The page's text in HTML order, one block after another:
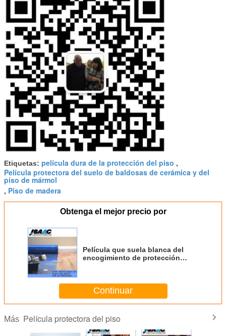
Etiquetas: película dura de la protección del piso ,
Película protectora del suelo de baldosas de cerámica y del
piso de mármol
, Piso de madera
Obtenga el mejor precio por
Película que suela blanca del
encogimiento de protección
Continuar
Más Película protectora del piso